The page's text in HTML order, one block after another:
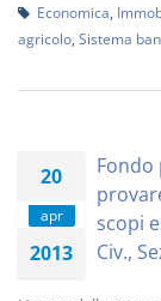
Economica
agricolo Sistema
20
apr
2013
Fondo
scopi
Civ.,